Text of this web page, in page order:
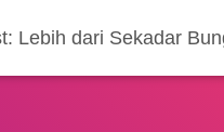
Lebih dari Sekadar